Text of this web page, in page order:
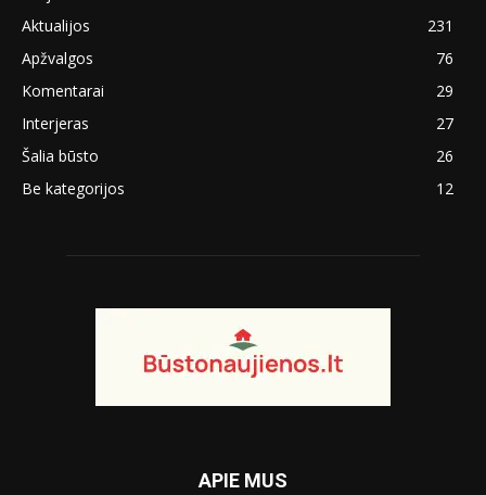
Aktualijos
231
Apžvalgos
76
Komentarai
29
Interjeras
27
Šalia būsto
26
Be kategorijos
12
APIE MUS